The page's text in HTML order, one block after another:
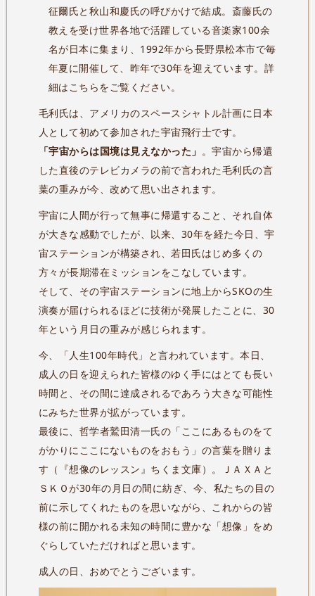
征爾氏と秋山和慶氏の呼びかけで結成。斎藤氏の
教えを受け世界各地で活躍している音楽家100余
名が日本に集まり、1992年から長野県松本市で毎
年夏に開催して、昨年で30年を迎えています。詳
細はこちらをご覧ください。
毛利氏は、アメリカのスペースシャトル計画に日本
人として初めて参加された宇宙飛行士です。
「宇宙からは国境は見えなかった」 。宇宙から帰還
した直後のテレビカメラの前で言われた毛利氏の言
葉の重みが今、改めて思い出されます。
宇宙に人間が行って無事に帰還すること、それ自体
が大きな感動でしたが、以来、30年を経た今日、宇
宙ステーションが構築され、若田氏はじめ多くの
方々が長期滞在ミッションをこなしています。
そして、その宇宙ステーションに地上からSKOの生
演奏が届けられるほどに技術が発展したことに、30
年という月日の重みが感じられます。
今、「人生100年時代」と言われています。本日、
成人の日を迎えられた皆様のゆく手にはとても長い
時間と、その間に達成されるであろう大きな可能性
にみちた世界が拡がっています。
最後に、哲学者鷲田清一氏の「ここにあるものをて
がかりにここにないものをおもう」の言葉を贈りま
す（『想像のレッスン』ちくま文庫）。ＪＡＸＡと
ＳＫＯが30年の月日の間に紡ぎ、今、私たちの目の
前に示してくれたものを思いながら、これからの皆
様の前に開かれる未知の時間に豊かな「想像」をめ
ぐらしていただければと思います。
成人の日、おめでとうございます。